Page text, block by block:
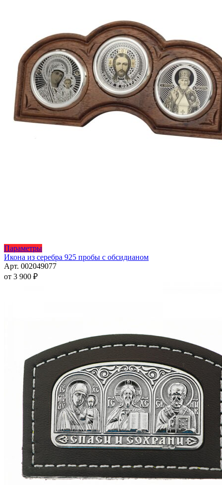
ПараметрыЭтот
товар
имеет
Икона из серебра 925 пробы с обсидианом
Арт. 002049077
от 3 900 ₽